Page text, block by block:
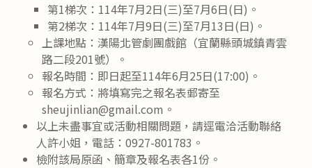
第1梯次：114年7月2日(三)至7月6日(日)。
第2梯次：114年7月9日(三)至7月13日(日)。
上課地點：漢陽北管劇團戲館（宜蘭縣頭城鎮青雲
路二段201號）。
報名時間：即日起至114年6月25日(17:00)。
報名方式：將填寫完之報名表郵寄至
sheujinlian@gmail.com。
以上未盡事宜或活動相關問題，請逕電洽活動聯絡
人許小姐，電話：0927-801783。
檢附該局原函、簡章及報名表各1份。